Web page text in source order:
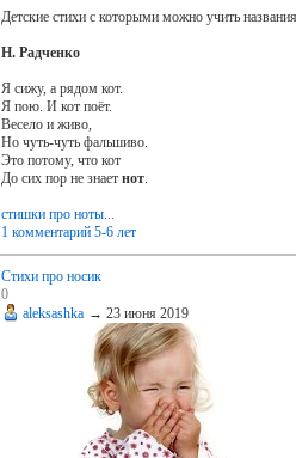
Детские стихи с которыми можно учить
Н. Радченко
Я сижу, а рядом кот.
Я пою. И кот поёт.
Весело и живо,
Но чуть-чуть фальшиво.
Это потому, что кот
До сих пор не знаетнот.
стишки про ноты...
1 комментарий 5-6 лет
Стихи про носик
0
aleksashka →23 июня 2019